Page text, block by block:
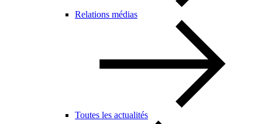
Relations médias
Toutes les actualités